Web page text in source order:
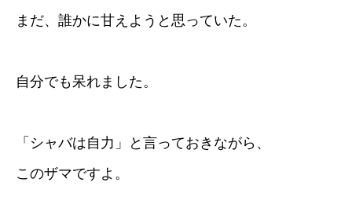
まだ、誰かに甘えようと思っていた。
自分でも呆れました。
「シャバは自力」と言っておきながら、
このザマですよ。